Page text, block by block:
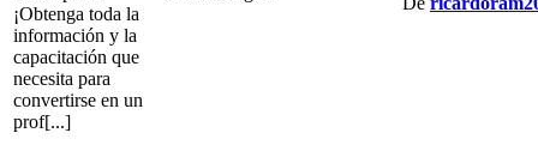
¡Obtenga toda la
información y la
capacitación que
necesita para
convertirse en un
prof[...]